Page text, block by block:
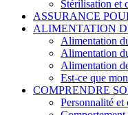
Stérilisation et
ASSURANCE
ALIMENTATION
Alimentation
Alimentation
Alimentation
Est-ce que
COMPRENDRE
Personnalité et